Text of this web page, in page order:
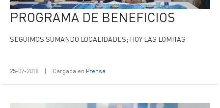
PROGRAMA DE BENEFICIOS
SEGUIMOS SUMANDO LOCALIDADES; HOY LAS LOMITAS
25-07-2018 | Cargada en Prensa